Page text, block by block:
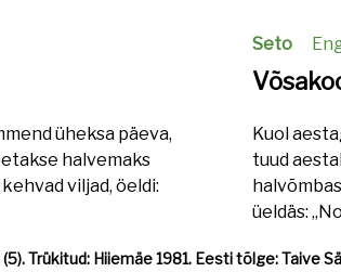
üheksa päeva,
halvemaks
viljad, öeldi:
Seto
Kuol
tuud
üeldäs:
Trükitud: Hiiemäe 1981. Eesti tõlge: Taive